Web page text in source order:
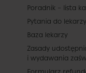
Poradnik – lista
Pytania do lekarzy
Baza lekarzy
Zasady
i wydawania